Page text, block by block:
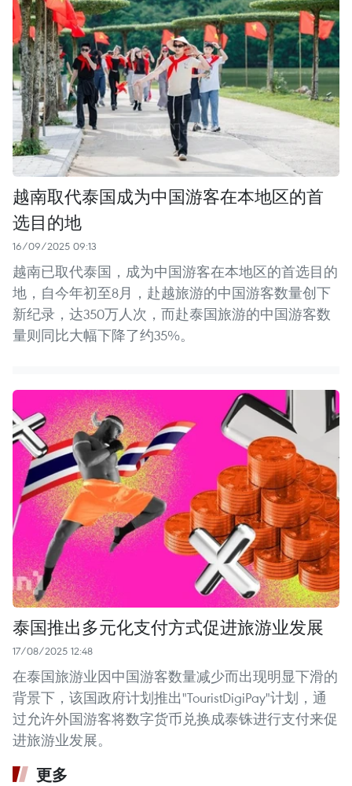
越南取代泰国成为中国游客在本地区的首
选目的地
16/09/2025 09:13
越南已取代泰国，成为中国游客在本地区的首选目的
地，自今年初至8月，赴越旅游的中国游客数量创下
新纪录，达350万人次，而赴泰国旅游的中国游客数
量则同比大幅下降了约35%。
泰国推出多元化支付方式促进旅游业发展
17/08/2025 12:48
在泰国旅游业因中国游客数量减少而出现明显下滑的
背景下，该国政府计划推出"TouristDigiPay"计划，通
过允许外国游客将数字货币兑换成泰铢进行支付来促
进旅游业发展。
更多